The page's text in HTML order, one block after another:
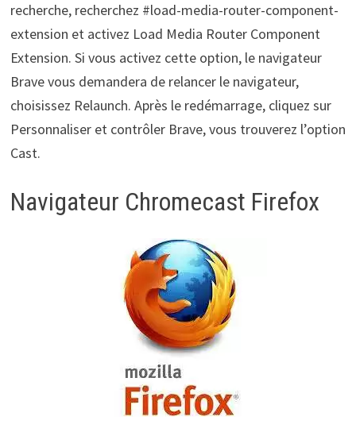
recherche, recherchez #load-media-router-component-
extension et activez Load Media Router Component
Extension. Si vous activez cette option, le navigateur
Brave vous demandera de relancer le navigateur,
choisissez Relaunch. Après le redémarrage, cliquez sur
Personnaliser et contrôler Brave, vous trouverez l’option
Cast.
Navigateur Chromecast Firefox